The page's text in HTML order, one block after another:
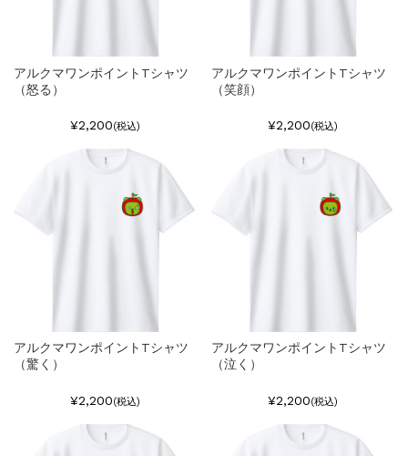
アルクマワンポイントTシャツ
（怒る）
¥2,200(税込)
アルクマワンポイントTシャツ
（笑顔）
¥2,200(税込)
アルクマワンポイントTシャツ
（驚く）
¥2,200(税込)
アルクマワンポイントTシャツ
（泣く）
¥2,200(税込)